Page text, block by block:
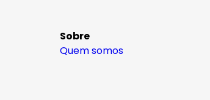
Sobre
Quem somos